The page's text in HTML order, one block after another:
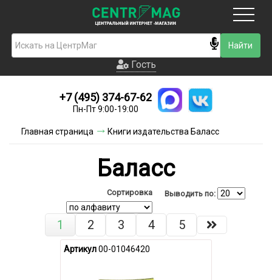
Гость
Новинки
Условия доставки
Акции и скидки
Гость
+7 (495) 374-67-62
Пн-Пт 9:00-19:00
Главная страница Книги издательства Баласс
Баласс
Сортировка Выводить по:
1 2 3 4 5
Артикул00-01046420